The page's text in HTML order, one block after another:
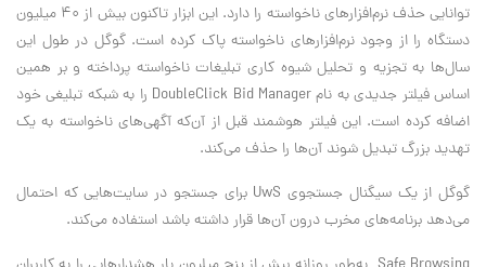
توانایی حذف نرم‌افزارهای ناخواسته را دارد. این ابزار تاکنون بیش از 40 میلیون
دستگاه را از وجود نرم‌افزارهای ناخواسته پاک کرده است. گوگل در طول این
سال‌ها به تجزیه و تحلیل شیوه کاری تبلیغات ناخواسته پرداخته و بر همین
اساس فیلتر جدیدی به نام DoubleClick Bid Manager را به شبکه تبلیغی خود
اضافه کرده است. این فیلتر هوشمند قبل از آن‌که آگهی‌های ناخواسته به یک
تهدید بزرگ تبدیل شوند آن‌ها را حذف می‌کند.
گوگل از یک سیگنال جستجوی UwS برای جستجو در سایت‌هایی که احتمال
می‌دهد برنامه‌های مخرب درون آن‌ها قرار داشته باشد استفاده می‌کند.